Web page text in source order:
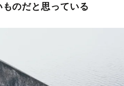
のだと思っている